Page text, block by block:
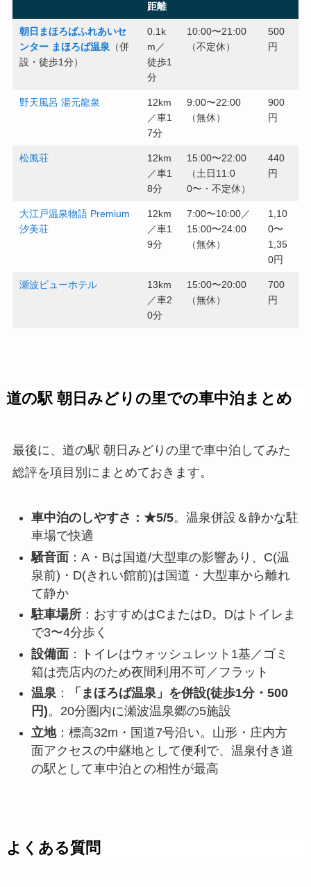
距離
朝日まほろばふれあいセ
ンター まほろば温泉 （併
設・徒歩1分）
0.1k
m／
徒歩1
分
10:00〜21:00
（不定休）
500
円
野天風呂 湯元龍泉
12km
／車1
7分
9:00〜22:00
（無休）
900
円
松風荘
12km
／車1
8分
15:00〜22:00
（土日11:0
0〜・不定休）
440
円
大江戸温泉物語 Premium
汐美荘
12km
／車1
9分
7:00〜10:00／
15:00〜24:00
（無休）
1,10
0〜
1,35
0円
瀬波ビューホテル
13km
／車2
0分
15:00〜20:00
（無休）
700
円
道の駅 朝日みどりの里での車中泊まとめ
最後に、道の駅 朝日みどりの里で車中泊してみた
総評を項目別にまとめておきます。
車中泊のしやすさ：★5/5。温泉併設＆静かな駐
車場で快適
騒音面：A・Bは国道/大型車の影響あり、C(温
泉前)・D(きれい館前)は国道・大型車から離れ
て静か
駐車場所：おすすめはCまたはD。Dはトイレま
で3〜4分歩く
設備面：トイレはウォッシュレット1基／ゴミ
箱は売店内のため夜間利用不可／フラット
温泉：
「まほろば温泉」を併設(徒歩1分・500
円)。20分圏内に瀬波温泉郷の5施設
立地：標高32m・国道7号沿い。山形・庄内方
面アクセスの中継地として便利で、温泉付き道
の駅として車中泊との相性が最高
よくある質問